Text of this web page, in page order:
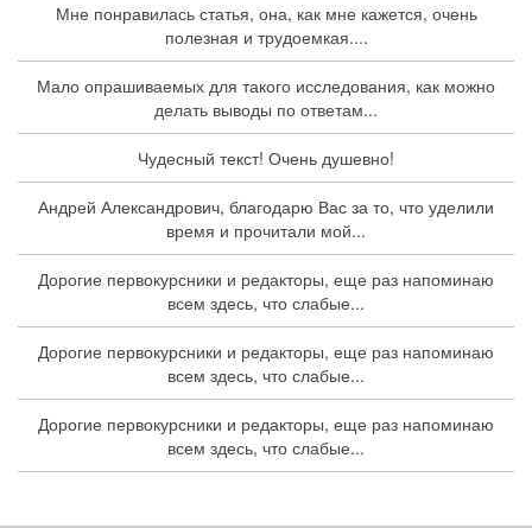
Мне понравилась статья, она, как мне кажется, очень
полезная и трудоемкая....
Мало опрашиваемых для такого исследования, как можно
делать выводы по ответам...
Чудесный текст! Очень душевно!
Андрей Александрович, благодарю Вас за то, что уделили
время и прочитали мой...
Дорогие первокурсники и редакторы, еще раз напоминаю
всем здесь, что слабые...
Дорогие первокурсники и редакторы, еще раз напоминаю
всем здесь, что слабые...
Дорогие первокурсники и редакторы, еще раз напоминаю
всем здесь, что слабые...